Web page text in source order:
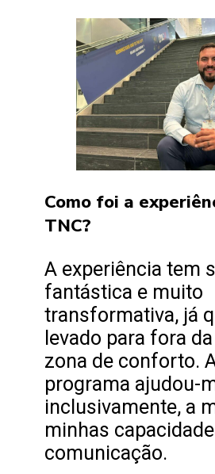
Como foi a
TNC?
A experiência tem
fantástica e muito
transformativa, já
levado para fora
zona de conforto.
programa ajudou-
inclusivamente, a
minhas
comunicação.